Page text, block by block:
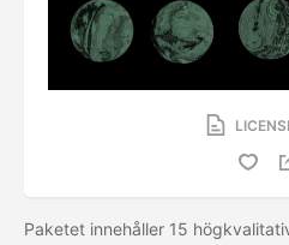
Paketet innehåller 15